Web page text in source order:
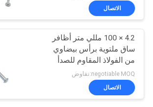
خريطة
الموقع
PRIVACY
POLICY
المسمار شانك
المسامير
16
الاتصال
4.2 × 100 مللي متر أظافر
ساق ملتوية برأس بيضاوي
من الفولاذ المقاوم للصدأ
مسامير التزيين
negotiable MOQ:تفاوض
الاتصال